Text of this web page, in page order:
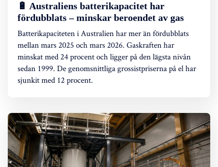
🔋 Australiens batterikapacitet har
fördubblats – minskar beroendet av gas
Batterikapaciteten i Australien har mer än fördubblats
mellan mars 2025 och mars 2026. Gaskraften har
minskat med 24 procent och ligger på den lägsta nivån
sedan 1999. De genomsnittliga grossistpriserna på el har
sjunkit med 12 procent.